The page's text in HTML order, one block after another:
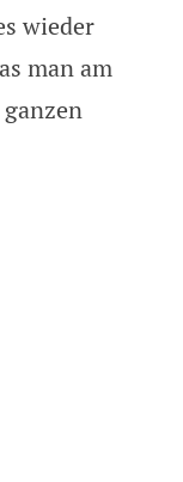
wieder
man am